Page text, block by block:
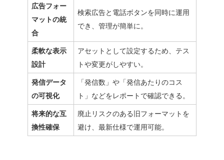
広告フォー
マットの統
合
検索広告と電話ボタンを同時に運用
でき、管理が簡単に。
柔軟な表示
設計
アセットとして設定するため、テス
トや変更がしやすい。
発信データ
の可視化
「発信数」や「発信あたりのコス
ト」などをレポートで確認できる。
将来的な互
換性確保
廃止リスクのある旧フォーマットを
避け、最新仕様で運用可能。